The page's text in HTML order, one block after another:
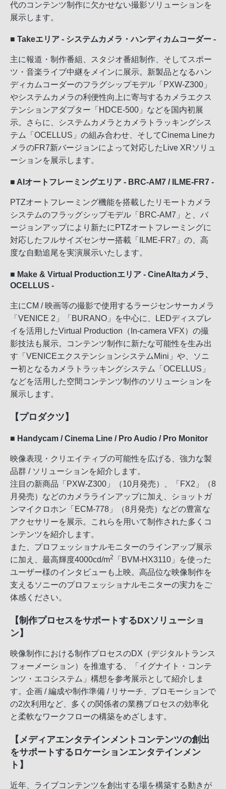
代のコンテンツ制作に欠かせない撮影ソリューションを
展示します。
■ Takeエリア - システムカメラ・ハンディカムコーダー -
主に報道・制作番組、スタジオ番組制作、そしてスポー
ツ・音楽ライブ中継をメインに展示。新製品となるハン
ディカムコーダーのフラグシップモデル「PXW-Z300」
やシステムカメラの利便性向上に寄与するカメラエクス
テンションアダプター「HDCE-500」などを国内初展
示。さらに、システムカメラとカメラトラッキングシス
テム「OCELLUS」の組み合わせ、そしてCinema Lineカ
メラのFR7新バージョンによって対応したLive XRソリュ
ーションを展示します。
■ AIオートフレーミングエリア - BRC-AM7 / ILME-FR7 -
PTZオートフレーミング機能を搭載したリモートカメラ
システムのフラッグシップモデル「BRC-AM7」と、バ
ージョンアップにより新たにPTZオートフレーミングに
対応したフルサイズセンサー搭載「ILME-FR7」の、高
度な自動追尾を実演展示いたします。
■ Make & Virtual Productionエリア - CineAltaカメラ、
OCELLUS -
主にCM / 映画等の撮影で使用するラージセンサーカメラ
「VENICE 2」「BURANO」を中心に、LEDディスプレ
イを活用したVirtual Production（In-camera VFX）の撮
影技法も展示。コンテンツ制作に新たな可能性を生み出
す「VENICEエクステンションシステムMini」や、ソニ
ー初となるカメラトラッキングシステム「OCELLUS」
などを活用した空間コンテンツ制作のソリューションを
展示します。
【プロダクツ】
■ Handycam / Cinema Line / Pro Audio / Pro Monitor
映像表現・クリエイティブの可能性を広げる、強力な製
品群 / ソリューションを紹介します。
注目の新商品「PXW-Z300」（10月発売）、「FX2」（8
月発売）などのカメララインアップに加え、ショットガ
ンマイクロホン「ECM-778」（8月発売）などの豊富な
アクセサリーを展示。これらを用いて制作された多くコ
ンテンツを紹介します。
また、プロフェッショナルモニターのラインアップ展示
に加え、最高輝度4000cd/m2
「BVM-HX3110」を使った
ユーザー様のインタビューも上映。高品位な映像制作を
支えるソニーのプロフェッショナルモニターの実力をご
体感ください。
【制作プロセスをサポートするDXソリューショ
ン】
映像制作における制作プロセスのDX（デジタルトランス
フォーメーション）を推進する、「イグナイト・コンテ
ンツ・エコシステム」構想を参考展示として紹介しま
す。企画 / 編成や制作準備 / リサーチ、プロモーションで
の2次利用など、多くの関係者の業務プロセスの効率化
と柔軟なワークフローの構築をめざします。
【メディアエンタテインメントコンテンツの創出
をサポートするロケーションエンタテインメン
ト】
近年、ライブコンテンツを創出する場を構築する動きが